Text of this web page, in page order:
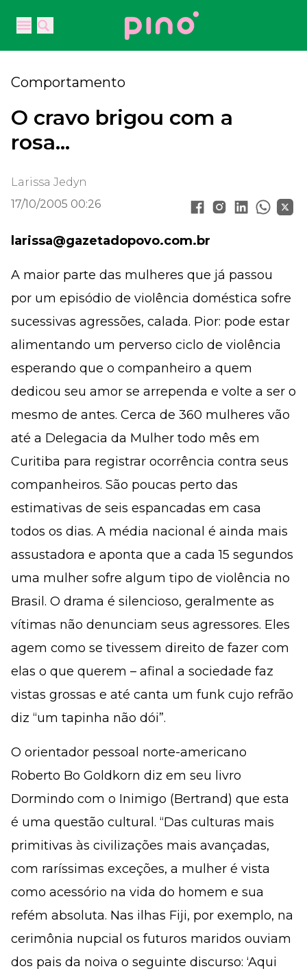
Open main menu
Open main menu
Your Company
Comportamento
O cravo brigou com a
rosa…
Larissa Jedyn
17/10/2005 00:26
larissa@gazetadopovo.com.br
A maior parte das mulheres que já passou
por um episódio de violência doméstica sofre
sucessivas agressões, calada. Pior: pode estar
alimentando um perverso ciclo de violência
esperando que o companheiro a quem
dedicou seu amor se arrependa e volte a ser o
mesmo de antes. Cerca de 360 mulheres vão
até a Delegacia da Mulher todo mês em
Curitiba para registrar ocorrência contra seus
companheiros. São poucas perto das
estimativas de seis espancadas em casa
todos os dias. A média nacional é ainda mais
assustadora e aponta que a cada 15 segundos
uma mulher sofre algum tipo de violência no
Brasil. O drama é silencioso, geralmente as
vítimas não denunciam seus agressores. Eles
agem como se tivessem direito de fazer com
elas o que querem – afinal a sociedade faz
vistas grossas e até canta um funk cujo refrão
diz “um tapinha não dói”.
O orientador pessoal norte-americano
Roberto Bo Goldkorn diz em seu livro
Dormindo com o Inimigo (Bertrand) que esta
é uma questão cultural. “Das culturas mais
primitivas às civilizações mais avançadas,
com raríssimas exceções, a mulher é vista
como acessório na vida do homem e sua
refém absoluta. Nas ilhas Fiji, por exemplo, na
cerimônia nupcial os futuros maridos ouviam
dos pais da noiva o seguinte discurso: ‘Aqui